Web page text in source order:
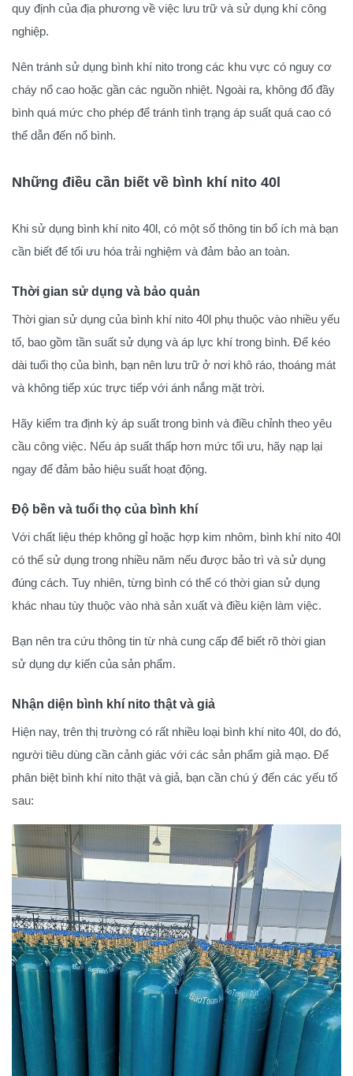
quy định của địa phương về việc lưu trữ và sử dụng khí công
nghiệp.
Nên tránh sử dụng bình khí nito trong các khu vực có nguy cơ
cháy nổ cao hoặc gần các nguồn nhiệt. Ngoài ra, không đổ đầy
bình quá mức cho phép để tránh tình trạng áp suất quá cao có
thể dẫn đến nổ bình.
Những điều cần biết về bình khí nito 40l
Khi sử dụng bình khí nito 40l, có một số thông tin bổ ích mà bạn
cần biết để tối ưu hóa trải nghiệm và đảm bảo an toàn.
Thời gian sử dụng và bảo quản
Thời gian sử dụng của bình khí nito 40l phụ thuộc vào nhiều yếu
tố, bao gồm tần suất sử dụng và áp lực khí trong bình. Để kéo
dài tuổi thọ của bình, bạn nên lưu trữ ở nơi khô ráo, thoáng mát
và không tiếp xúc trực tiếp với ánh nắng mặt trời.
Hãy kiểm tra định kỳ áp suất trong bình và điều chỉnh theo yêu
cầu công việc. Nếu áp suất thấp hơn mức tối ưu, hãy nạp lại
ngay để đảm bảo hiệu suất hoạt động.
Độ bền và tuổi thọ của bình khí
Với chất liệu thép không gỉ hoặc hợp kim nhôm, bình khí nito 40l
có thể sử dụng trong nhiều năm nếu được bảo trì và sử dụng
đúng cách. Tuy nhiên, từng bình có thể có thời gian sử dụng
khác nhau tùy thuộc vào nhà sản xuất và điều kiện làm việc.
Bạn nên tra cứu thông tin từ nhà cung cấp để biết rõ thời gian
sử dụng dự kiến của sản phẩm.
Nhận diện bình khí nito thật và giả
Hiện nay, trên thị trường có rất nhiều loại bình khí nito 40l, do đó,
người tiêu dùng cần cảnh giác với các sản phẩm giả mạo. Để
phân biệt bình khí nito thật và giả, bạn cần chú ý đến các yếu tố
sau: